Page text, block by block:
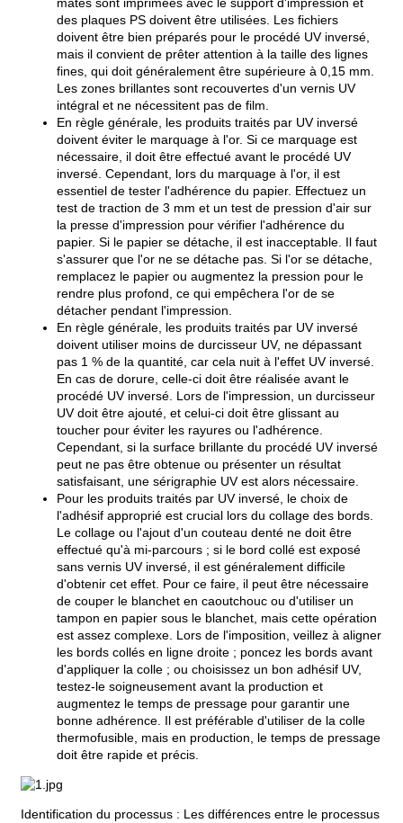
mates sont imprimées avec le support d'impression et
des plaques PS doivent être utilisées. Les fichiers
doivent être bien préparés pour le procédé UV inversé,
mais il convient de prêter attention à la taille des lignes
fines, qui doit généralement être supérieure à 0,15 mm.
Les zones brillantes sont recouvertes d'un vernis UV
intégral et ne nécessitent pas de film.
En règle générale, les produits traités par UV inversé
doivent éviter le marquage à l'or. Si ce marquage est
nécessaire, il doit être effectué avant le procédé UV
inversé. Cependant, lors du marquage à l'or, il est
essentiel de tester l'adhérence du papier. Effectuez un
test de traction de 3 mm et un test de pression d'air sur
la presse d'impression pour vérifier l'adhérence du
papier. Si le papier se détache, il est inacceptable. Il faut
s'assurer que l'or ne se détache pas. Si l'or se détache,
remplacez le papier ou augmentez la pression pour le
rendre plus profond, ce qui empêchera l'or de se
détacher pendant l'impression.
En règle générale, les produits traités par UV inversé
doivent utiliser moins de durcisseur UV, ne dépassant
pas 1 % de la quantité, car cela nuit à l'effet UV inversé.
En cas de dorure, celle-ci doit être réalisée avant le
procédé UV inversé. Lors de l'impression, un durcisseur
UV doit être ajouté, et celui-ci doit être glissant au
toucher pour éviter les rayures ou l'adhérence.
Cependant, si la surface brillante du procédé UV inversé
peut ne pas être obtenue ou présenter un résultat
satisfaisant, une sérigraphie UV est alors nécessaire.
Pour les produits traités par UV inversé, le choix de
l'adhésif approprié est crucial lors du collage des bords.
Le collage ou l'ajout d'un couteau denté ne doit être
effectué qu'à mi-parcours ; si le bord collé est exposé
sans vernis UV inversé, il est généralement difficile
d'obtenir cet effet. Pour ce faire, il peut être nécessaire
de couper le blanchet en caoutchouc ou d'utiliser un
tampon en papier sous le blanchet, mais cette opération
est assez complexe. Lors de l'imposition, veillez à aligner
les bords collés en ligne droite ; poncez les bords avant
d'appliquer la colle ; ou choisissez un bon adhésif UV,
testez-le soigneusement avant la production et
augmentez le temps de pressage pour garantir une
bonne adhérence. Il est préférable d'utiliser de la colle
thermofusible, mais en production, le temps de pressage
doit être rapide et précis.
Identification du processus : Les différences entre le processus